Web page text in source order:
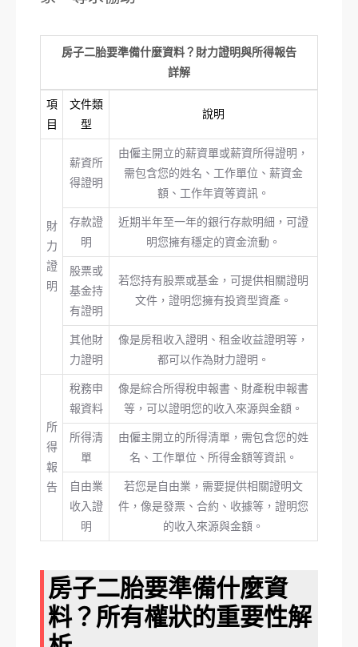
房子二胎要準備什麼資料？財力證明與所得報告
詳解
項
目
文件類
型
說明
財
力
證
明
薪資所
得證明
由僱主開立的薪資單或薪資所得證明，
需包含您的姓名、工作單位、薪資金
額、工作年資等資訊。
存款證
明
近期半年至一年的銀行存款明細，可證
明您擁有穩定的資金流動。
股票或
基金持
有證明
若您持有股票或基金，可提供相關證明
文件，證明您擁有投資型資產。
其他財
力證明
像是房租收入證明、租金收益證明等，
都可以作為財力證明。
所
得
報
告
稅務申
報資料
像是綜合所得稅申報書、財產稅申報書
等，可以證明您的收入來源與金額。
所得清
單
由僱主開立的所得清單，需包含您的姓
名、工作單位、所得金額等資訊。
自由業
收入證
明
若您是自由業，需要提供相關證明文
件，像是發票、合約、收據等，證明您
的收入來源與金額。
房子二胎要準備什麼資
料？所有權狀的重要性解